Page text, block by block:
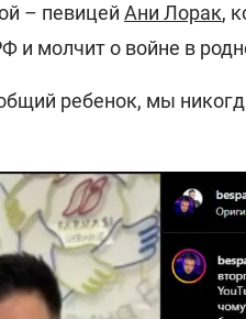
– певицей Ани Лорак,
и молчит о войне в
ребенок, мы